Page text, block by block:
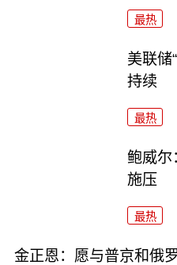
最热
美联储
持续
最热
鲍威尔
施压
最热
金正恩：愿与普京和俄